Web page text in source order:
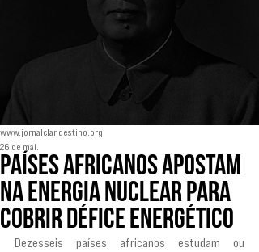
Países africanos apostam
na energia nuclear para
cobrir défice energético
www.jornalclandestino.org
26 de mai.
Dezesseis países africanos estudam ou